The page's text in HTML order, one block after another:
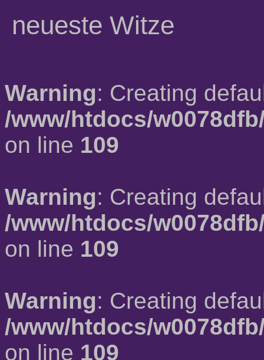
neueste Witze
Warning: Creating
/www/htdocs/
on line 109
Warning: Creating
/www/htdocs/
on line 109
Warning: Creating
/www/htdocs/
on line 109